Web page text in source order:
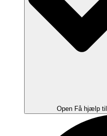
Open Få hjælp til